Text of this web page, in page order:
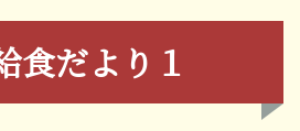
食だより１